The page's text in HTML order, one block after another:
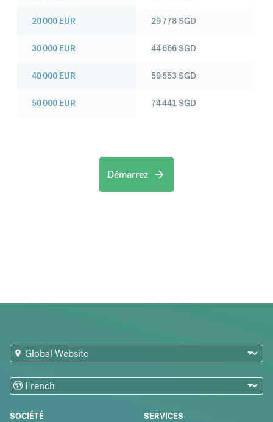
20 000 EUR
30 000 EUR
40 000 EUR
50 000 EUR
29 778SGD
44 666SGD
59 553SGD
74 441SGD
Démarrez
SOCIÉTÉ SERVICES